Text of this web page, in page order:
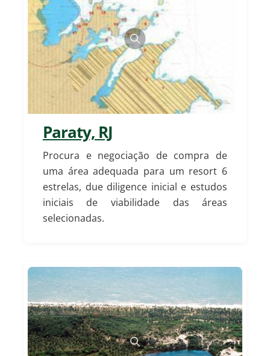
Paraty, RJ
Procura e negociação de compra de
uma área adequada para um resort 6
estrelas, due diligence inicial e estudos
iniciais de viabilidade das áreas
selecionadas.